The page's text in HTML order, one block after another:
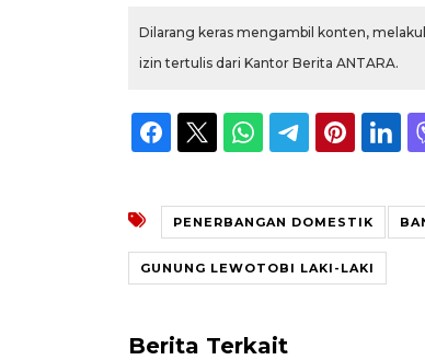
Dilarang keras mengambil konten,
izin tertulis dari Kantor Berita ANTARA.
PENERBANGAN DOMESTIK
GUNUNG LEWOTOBI LAKI-LAKI
Berita Terkait